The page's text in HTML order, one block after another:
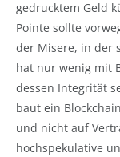
gedrucktem Geld
Pointe sollte
der Misere, in der
hat nur wenig mit
dessen Integrität
baut ein
und nicht auf
hochspekulative